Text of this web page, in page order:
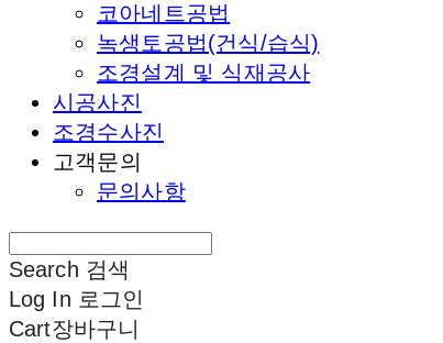
코아네트공법
녹생토공법(건식/습식)
조경설계 및 식재공사
시공사진
조경수사진
고객문의
문의사항
Search 검색
Log In 로그인
Cart장바구니